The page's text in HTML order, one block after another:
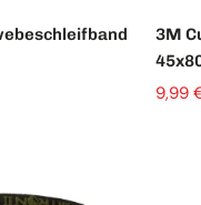
3M
9,99